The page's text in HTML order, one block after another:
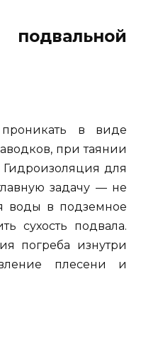
в виде
при таянии
для
задачу — не
воды в подземное
сухость подвала.
погреба изнутри
плесени и